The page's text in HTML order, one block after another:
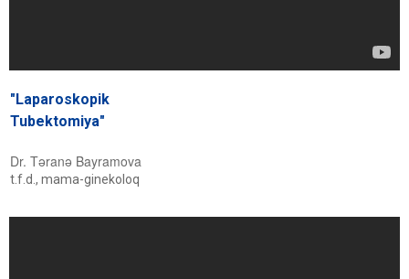
"Laparoskopik
Tubektomiya"
Dr. Təranə Bayramova
t.f.d., mama-ginekoloq